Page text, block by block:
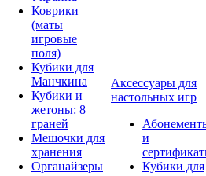
Коврики
(маты
игровые
поля)
Кубики для
Манчкина
Кубики и
жетоны: 8
граней
Мешочки для
хранения
Органайзеры
Аксессуары для
настольных игр
и
Кубики для